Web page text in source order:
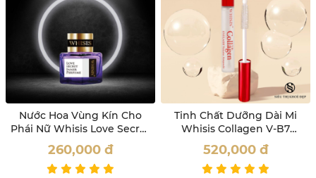
Nước Hoa Vùng Kín Cho
Phái Nữ Whisis Love Secret
Inner Perfume
260,000 đ
Tinh Chất Dưỡng Dài Mi
Whisis Collagen V-B7
Eyelash Volume Ampoule
520,000 đ